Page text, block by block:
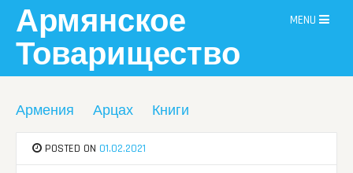
content
Армянское
Товарищество
MENU
Армения Арцах Книги
POSTED ON 01.02.2021